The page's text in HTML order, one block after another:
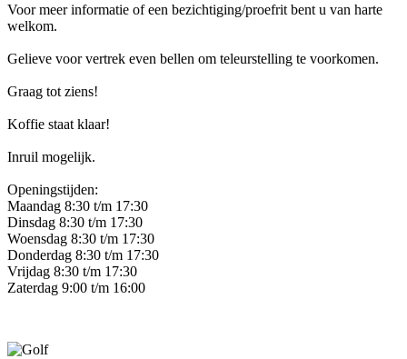
Voor meer informatie of een bezichtiging/proefrit bent u van harte
welkom.
Gelieve voor vertrek even bellen om teleurstelling te voorkomen.
Graag tot ziens!
Koffie staat klaar!
Inruil mogelijk.
Openingstijden:
Maandag 8:30 t/m 17:30
Dinsdag 8:30 t/m 17:30
Woensdag 8:30 t/m 17:30
Donderdag 8:30 t/m 17:30
Vrijdag 8:30 t/m 17:30
Zaterdag 9:00 t/m 16:00